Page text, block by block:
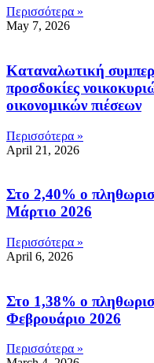
Περισσότερα »
May 7, 2026
Καταναλωτική
προσδοκίες
οικονομικών πιέσεων
Περισσότερα »
April 21, 2026
Στο 2,40% ο
Μάρτιο 2026
Περισσότερα »
April 6, 2026
Στο 1,38% ο
Φεβρουάριο 2026
Περισσότερα »